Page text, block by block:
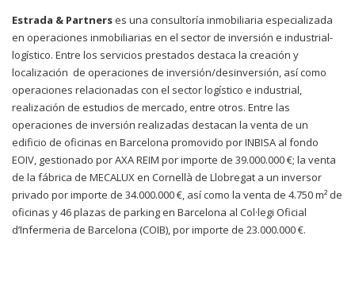
Estrada & Partnerses una consultoría inmobiliaria especializada
en operaciones inmobiliarias en el sector de inversión e industrial-
logístico. Entre los servicios prestados destaca la creación y
localización de operaciones de inversión/desinversión, así como
operaciones relacionadas con el sector logístico e industrial,
realización de estudios de mercado, entre otros. Entre las
operaciones de inversión realizadas destacan la venta de un
edificio de oficinas en Barcelona promovido por INBISA al fondo
EOIV, gestionado por AXA REIM por importe de 39.000.000 €; la venta
de la fábrica de MECALUX en Cornellà de Llobregat a un inversor
privado por importe de 34.000.000 €, así como la venta de 4.750 m² de
oficinas y 46 plazas de parking en Barcelona al Col·legi Oficial
d’Infermeria de Barcelona (COIB), por importe de 23.000.000 €.